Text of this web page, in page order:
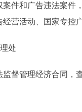
和广告违法案件，
经营活动、国家专控
处
管理经济合同，查